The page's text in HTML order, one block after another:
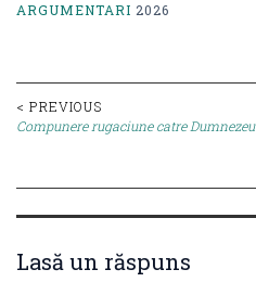
ARGUMENTARI 2026
Post
< PREVIOUS
Compunere rugaciune catre Dumnezeu
Lasă un răspuns